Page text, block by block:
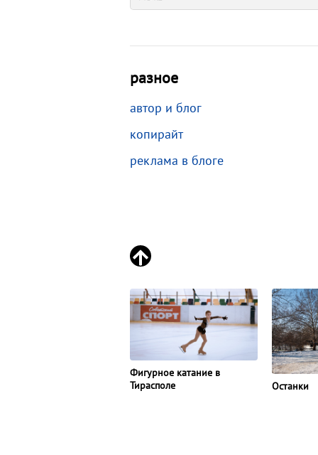
разное
автор и блог
копирайт
реклама в блоге
Фигурное катание в
Тирасполе
Останки